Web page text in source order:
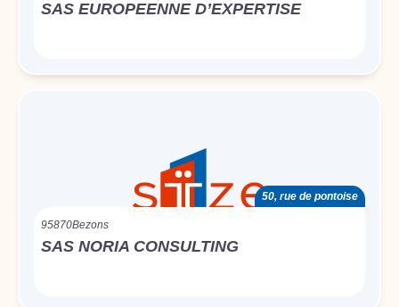
SAS EUROPEENNE D’EXPERTISE
50, rue de pontoise
95870Bezons
SAS NORIA CONSULTING